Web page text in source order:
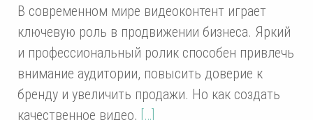
В современном мире видеоконтент играет
ключевую роль в продвижении бизнеса. Яркий
и профессиональный ролик способен привлечь
внимание аудитории, повысить доверие к
бренду и увеличить продажи. Но как создать
качественное видео, […]